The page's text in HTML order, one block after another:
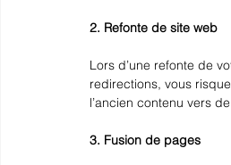
2. Refonte de site web
Lors d’une refonte de
redirections, vous
l’ancien contenu vers
3. Fusion de pages